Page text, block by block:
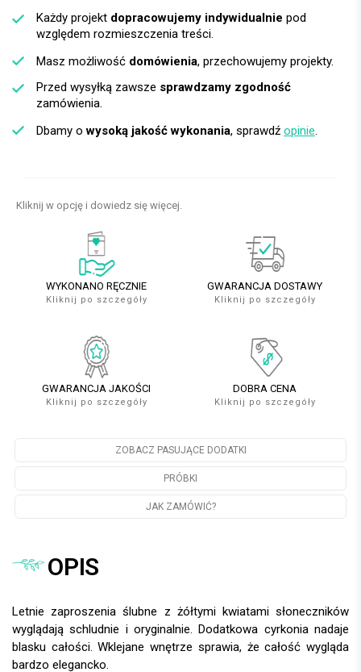
Każdy projekt dopracowujemy indywidualnie pod
względem rozmieszczenia treści.
Masz możliwość domówienia, przechowujemy projekty.
Przed wysyłką zawsze sprawdzamy zgodność
zamówienia.
Dbamy owysoką jakość wykonania, sprawdź opinie.
Kliknij w opcję i dowiedz się więcej.
WYKONANO RĘCZNIE
Kliknij po szczegóły
GWARANCJA DOSTAWY
Kliknij po szczegóły
GWARANCJA JAKOŚCI
Kliknij po szczegóły
DOBRA CENA
Kliknij po szczegóły
ZOBACZ PASUJĄCE DODATKI
PRÓBKI
JAK ZAMÓWIĆ?
OPIS
Letnie zaproszenia ślubne z żółtymi kwiatami słoneczników
wyglądają schludnie i oryginalnie. Dodatkowa cyrkonia nadaje
blasku całości. Wklejane wnętrze sprawia, że całość wygląda
bardzo elegancko.